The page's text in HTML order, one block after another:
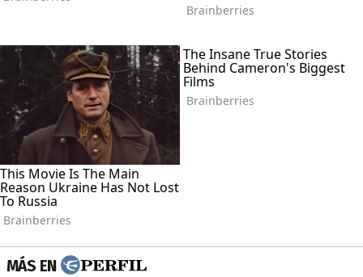
MÁS EN